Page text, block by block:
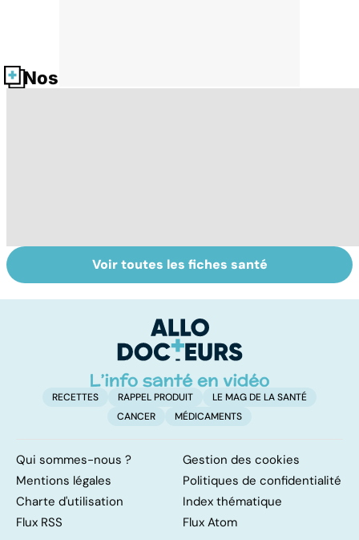
Nos fiches santé
La tuberculose
pulmonaire
Staphylocoque
doré : une
surveillance
Voir toutes les fiches santé
RECETTES RAPPEL PRODUIT
LE MAG DE LA SANTÉ
CANCER
MÉDICAMENTS
Qui sommes-nous ?
Gestion des cookies
Mentions légales
Politiques de confidentialité
Charte d'utilisation
Index thématique
Flux RSS
Flux Atom